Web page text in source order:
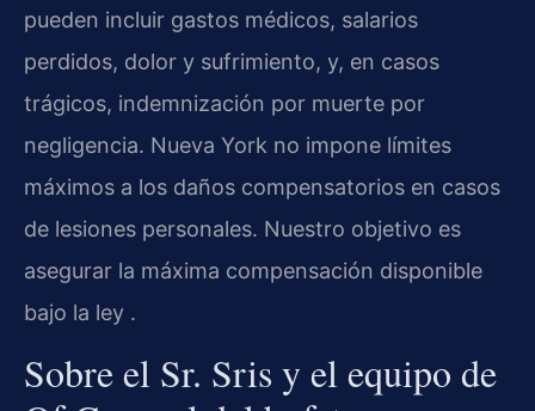
pueden incluir gastos médicos, salarios
perdidos, dolor y sufrimiento, y, en casos
trágicos, indemnización por muerte por
negligencia. Nueva York no impone límites
máximos a los daños compensatorios en casos
de lesiones personales. Nuestro objetivo es
asegurar la máxima compensación disponible
bajo la ley .
Sobre el Sr. Sris y el equipo de